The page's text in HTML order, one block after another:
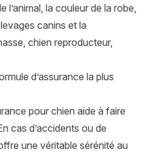
l’animal, la couleur de la robe,
canins et la
chien reproducteur,
d’assurance la plus
pour chien aide à faire
cas d’accidents ou de
une véritable sérénité au